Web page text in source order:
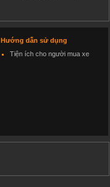
Hướng dẫn sử dụng
Tiện ích cho người mua xe